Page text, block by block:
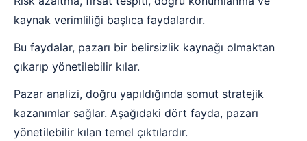
kaynak verimliliği başlıca faydalardır.
Bu faydalar, pazarı bir belirsizlik kaynağı olmaktan
çıkarıp yönetilebilir kılar.
Pazar analizi, doğru yapıldığında somut stratejik
kazanımlar sağlar. Aşağıdaki dört fayda, pazarı
yönetilebilir kılan temel çıktılardır.